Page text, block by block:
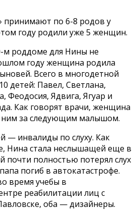
принимают по 6-8 родов у
году родили уже 5 женщин.
м роддоме для Нины не
году женщина родила
Всего в многодетной
детей: Павел, Светлана,
Феодосия, Ядвига, Ягуар и
Как говорят врачи, женщина
ним за следующим малышом.
— инвалиды по слуху. Как
Нина стала неслышащей еще в
почти полностью потерял слух
погиб в автокатастрофе.
время учебы в
реабилитации лиц с
оба — дизайнеры.